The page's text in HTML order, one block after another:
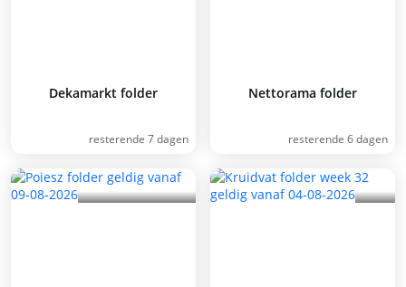
Dekamarkt folder
resterende 7 dagen
Nettorama folder
resterende 6 dagen